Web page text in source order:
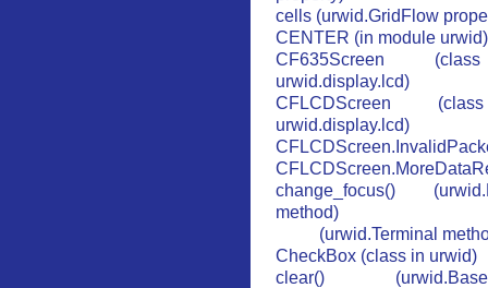
cells (urwid.GridFlow
CENTER (in module urwid)
CF635Screen
urwid.display.lcd)
CFLCDScreen
urwid.display.lcd)
change_focus()
method)
(urwid.Terminal
CheckBox (class in urwid)
clear()